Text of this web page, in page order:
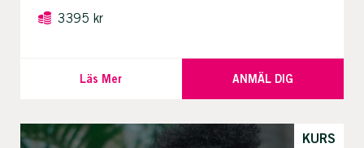
3395 kr
Läs Mer ANMÄL DIG
KURS